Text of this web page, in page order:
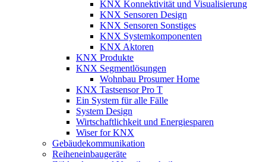
KNX Konnektivität und Visualisierung
KNX Sensoren Design
KNX Sensoren Sonstiges
KNX Systemkomponenten
KNX Aktoren
KNX Produkte
KNX Segmentlösungen
Wohnbau Prosumer Home
KNX Tastsensor Pro T
Ein System für alle Fälle
System Design
Wirtschaftlichkeit und Energiesparen
Wiser for KNX
Gebäudekommunikation
Reiheneinbaugeräte